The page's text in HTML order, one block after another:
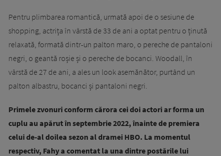
Pentru plimbarea romantică, urmată apoi de o sesiune de
shopping, actrița în vârstă de 33 de ani a optat pentru o ținută
relaxată, formată dintr-un palton maro, o pereche de pantaloni
negri, o geantă roșie și o pereche de bocanci. Woodall, în
vârstă de 27 de ani, a ales un look asemănător, purtând un
palton albastru, bocanci și pantaloni negri.
Primele zvonuri conform cărora cei doi actori ar forma un
cuplu au apărut în septembrie 2022, înainte de premiera
celui de-al doilea sezon al dramei HBO. La momentul
respectiv, Fahy a comentat la una dintre postările lui